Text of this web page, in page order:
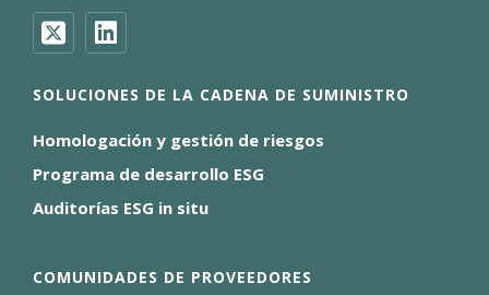
SOLUCIONES DE LA CADENA DE SUMINISTRO
Homologación y gestión de riesgos
Programa de desarrollo ESG
Auditorías ESG in situ
COMUNIDADES DE PROVEEDORES